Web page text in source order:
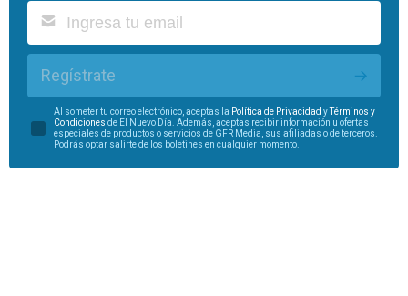
Regístrate
Al someter tu correo electrónico, aceptas la Política de Privacidad yTérminos y
Condiciones de El Nuevo Día. Además, aceptas recibir información u ofertas
especiales de productos o servicios de GFR Media, sus afiliadas o de terceros.
Podrás optar salirte de los boletines en cualquier momento.